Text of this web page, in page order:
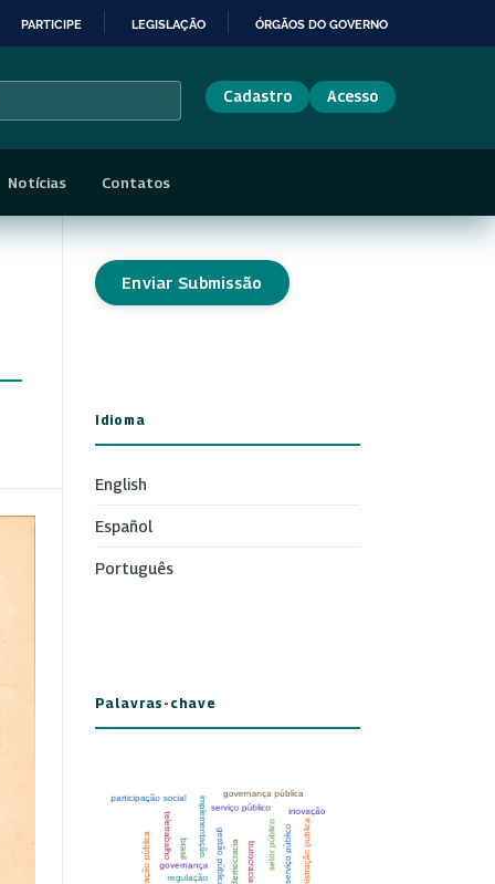
PARTICIPE LEGISLAÇÃO ÓRGÃOS DO GOVERNO
Cadastro Acesso
Notícias Contatos
Enviar Submissão
Idioma
English
Español
Português
Palavras-chave